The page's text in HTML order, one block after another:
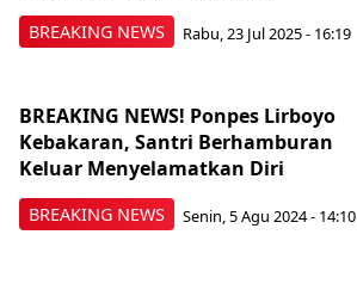
BREAKING NEWS Rabu, 23 Jul 2025 - 16:19
BREAKING NEWS
BREAKING NEWS! Ponpes Lirboyo
Kebakaran, Santri Berhamburan
Keluar Menyelamatkan Diri
Senin, 5 Agu 2024 - 14:10